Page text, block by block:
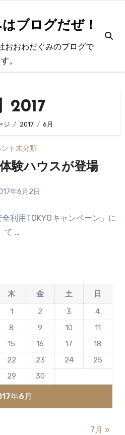
ブログだぜ！
おおわだぐみのブログで
す。
2017
ジ 2017 6月
ト未分類
験ハウスが登場
年6月2日
メ
ン
だ
あ
り
せ
ん
利用TOKYOキャンペーン」に
て …
年6月
木 金 土
日
1
2 3
4
8 9 10
11
15 16 17
18
22 23 24
25
29 30
7月 »